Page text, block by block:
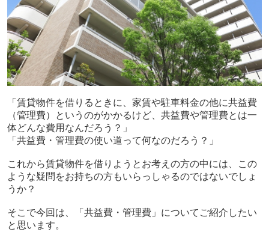
「賃貸物件を借りるときに、家賃や駐車料金の他に共益費
（管理費）というのがかかるけど、共益費や管理費とは一
体どんな費用なんだろう？」
「共益費・管理費の使い道って何なのだろう？」
これから賃貸物件を借りようとお考えの方の中には、この
ような疑問をお持ちの方もいらっしゃるのではないでしょ
うか？
そこで今回は、「共益費・管理費」についてご紹介したい
と思います。